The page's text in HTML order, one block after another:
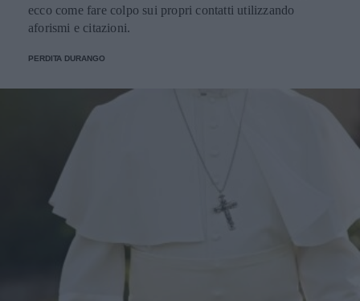
ecco come fare colpo sui propri contatti utilizzando
aforismi e citazioni.
PERDITA DURANGO